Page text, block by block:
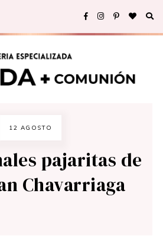
12 AGOSTO
pajaritas de
Chavarriaga